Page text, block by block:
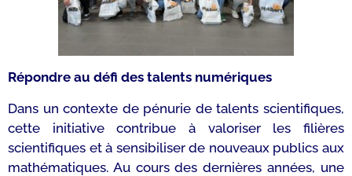
Répondre au défi des talents numériques
Dans un contexte de pénurie de talents scientifiques,
cette initiative contribue à valoriser les filières
scientifiques et à sensibiliser de nouveaux publics aux
mathématiques. Au cours des dernières années, une